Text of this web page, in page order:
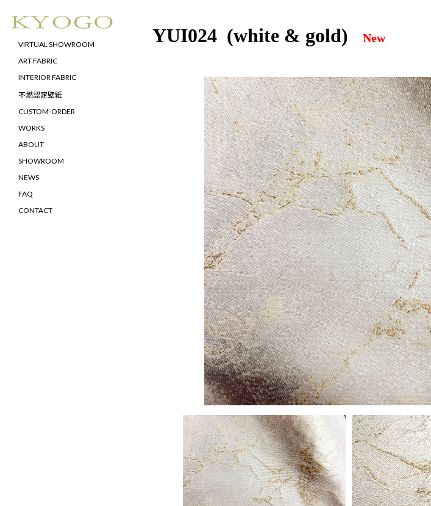
VIRTUAL SHOWROOM
ART FABRIC
INTERIOR FABRIC
不燃認定壁紙
CUSTOM-ORDER
WORKS
ABOUT
SHOWROOM
NEWS
FAQ
CONTACT
YUI024 (white & gold) New